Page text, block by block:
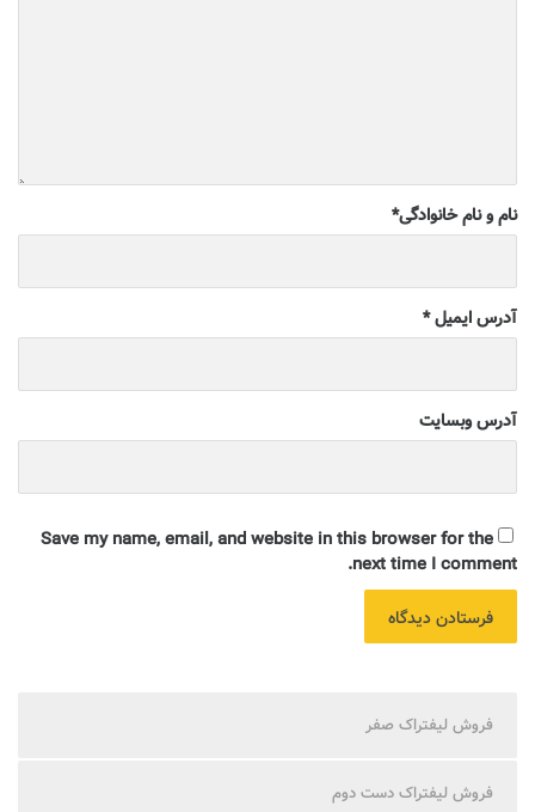
نام و نام خانوادگی*
آدرس ایمیل*
آدرس وبسایت
Save my name, email, and website in this browser for the
next time I comment.
فروش لیفتراک صفر
فروش لیفتراک دست دوم